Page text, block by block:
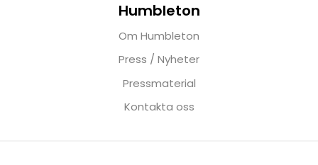
Humbleton
Om Humbleton
Press / Nyheter
Pressmaterial
Kontakta oss